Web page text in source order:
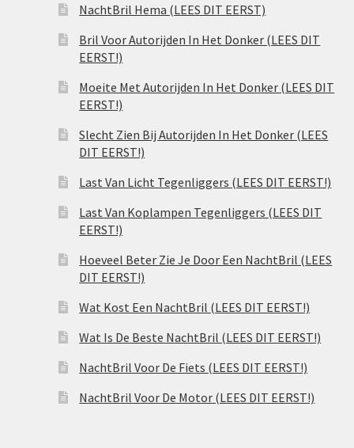
NachtBril Hema (LEES DIT EERST)
Bril Voor Autorijden In Het Donker (LEES DIT
EERST!)
Moeite Met Autorijden In Het Donker (LEES DIT
EERST!)
Slecht Zien Bij Autorijden In Het Donker (LEES
DIT EERST!)
Last Van Licht Tegenliggers (LEES DIT EERST!)
Last Van Koplampen Tegenliggers (LEES DIT
EERST!)
Hoeveel Beter Zie Je Door Een NachtBril (LEES
DIT EERST!)
Wat Kost Een NachtBril (LEES DIT EERST!)
Wat Is De Beste NachtBril (LEES DIT EERST!)
NachtBril Voor De Fiets (LEES DIT EERST!)
NachtBril Voor De Motor (LEES DIT EERST!)